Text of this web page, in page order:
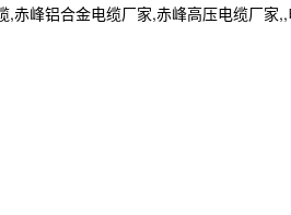
赤峰铝合金电缆厂家,赤峰高压电缆厂家